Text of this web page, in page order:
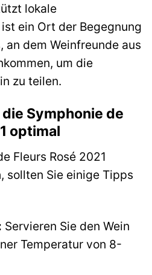
lokale
ein Ort der Begegnung
an dem Weinfreunde aus
um die
zu teilen.
Symphonie de
optimal
Fleurs Rosé 2021
sollten Sie einige Tipps
Servieren Sie den Wein
Temperatur von 8-